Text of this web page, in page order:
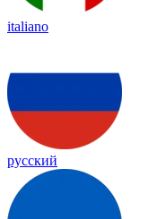
italiano
русский